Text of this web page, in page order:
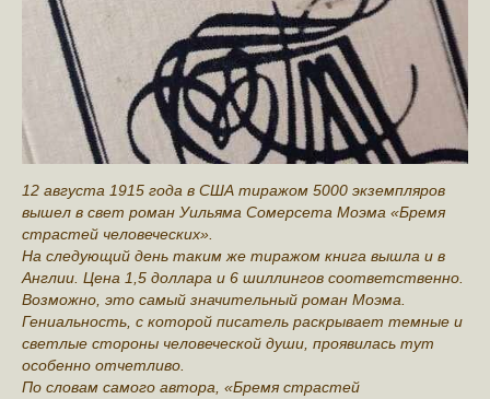
12 августа 1915 года в США тиражом 5000 экземпляров
вышел в свет роман Уильяма Сомерсета Моэма «Бремя
страстей человеческих».
На следующий день таким же тиражом книга вышла и в
Англии. Цена 1,5 доллара и 6 шиллингов соответственно.
Возможно, это самый значительный роман Моэма.
Гениальность, с которой писатель раскрывает темные и
светлые стороны человеческой души, проявилась тут
особенно отчетливо.
По словам самого автора, «Бремя страстей